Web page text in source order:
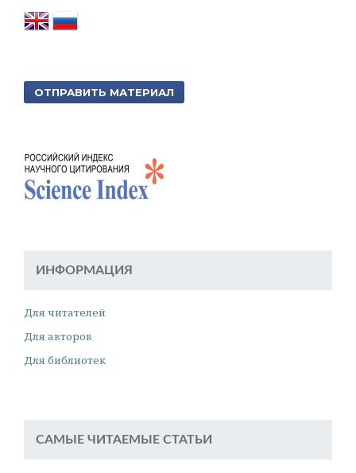
ОТПРАВИТЬ МАТЕРИАЛ
ИНФОРМАЦИЯ
Для читателей
Для авторов
Для библиотек
САМЫЕ ЧИТАЕМЫЕ СТАТЬИ